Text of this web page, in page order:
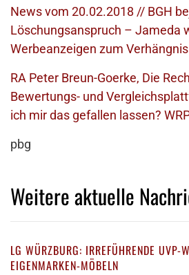
News vom 20.02.2018 // BGH
Löschungsanspruch – Jameda
Werbeanzeigen zum Verhängnis
RA Peter Breun-Goerke, Die
Bewertungs- und
ich mir das gefallen lassen?
pbg
Weitere aktuelle
LG WÜRZBURG: IRREFÜHRENDE UVP-
EIGENMARKEN-MÖBELN